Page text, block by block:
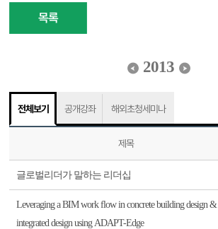
목록
2013
전체보기 공개강좌 해외초청세미나
제목
글로벌리더가 말하는 리더십
Leveraging a BIM work flow in concrete building design &
integrated design using ADAPT-Edge